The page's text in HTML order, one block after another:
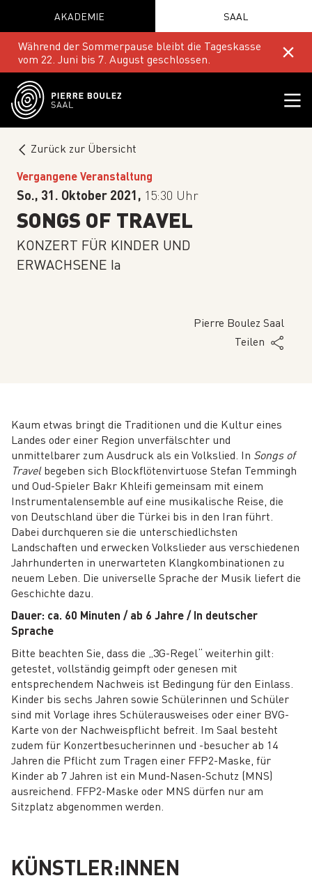
AKADEMIE SAAL
Während der Sommerpause bleibt die Tageskasse
vom 22. Juni bis 7. August geschlossen.
Zurück zur Übersicht
Vergangene Veranstaltung
So., 31. Oktober 2021, 15:30 Uhr
SONGS OF TRAVEL
KONZERT FÜR KINDER UND
ERWACHSENE Ia
Pierre Boulez Saal
Teilen
Kaum etwas bringt die Traditionen und die Kultur eines
Landes oder einer Region unverfälschter und
unmittelbarer zum Ausdruck als ein Volkslied. In Songs of
Travelbegeben sich Blockflötenvirtuose Stefan Temmingh
und Oud-Spieler Bakr Khleifi gemeinsam mit einem
Instrumentalensemble auf eine musikalische Reise, die
von Deutschland über die Türkei bis in den Iran führt.
Dabei durchqueren sie die unterschiedlichsten
Landschaften und erwecken Volkslieder aus verschiedenen
Jahrhunderten in unerwarteten Klangkombinationen zu
neuem Leben. Die universelle Sprache der Musik liefert die
Geschichte dazu.
Dauer: ca. 60 Minuten / ab 6 Jahre/ In deutscher
Sprache
Bitte beachten Sie, dass die „3G-Regel“ weiterhin gilt:
getestet, vollständig geimpft oder genesen mit
entsprechendem Nachweis ist Bedingung für den Einlass.
Kinder bis sechs Jahren sowie Schülerinnen und Schüler
sind mit Vorlage ihres Schülerausweises oder einer BVG-
Karte von der Nachweispflicht befreit. Im Saal besteht
zudem für Konzertbesucherinnen und -besucher ab 14
Jahren die Pflicht zum Tragen einer FFP2-Maske, für
Kinder ab 7 Jahren ist ein Mund-Nasen-Schutz (MNS)
ausreichend. FFP2-Maske oder MNS dürfen nur am
Sitzplatz abgenommen werden.
KÜNSTLER:INNEN